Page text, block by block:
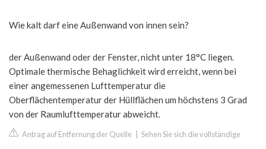
Wie kalt darf eine Außenwand von innen sein?
der Außenwand oder der Fenster, nicht unter 18°C liegen.
Optimale thermische Behaglichkeit wird erreicht, wenn bei
einer angemessenen Lufttemperatur die
Oberflächentemperatur der Hüllflächen um höchstens 3 Grad
von der Raumlufttemperatur abweicht.
Antrag auf Entfernung der Quelle Sehen Sie sich die vollständige